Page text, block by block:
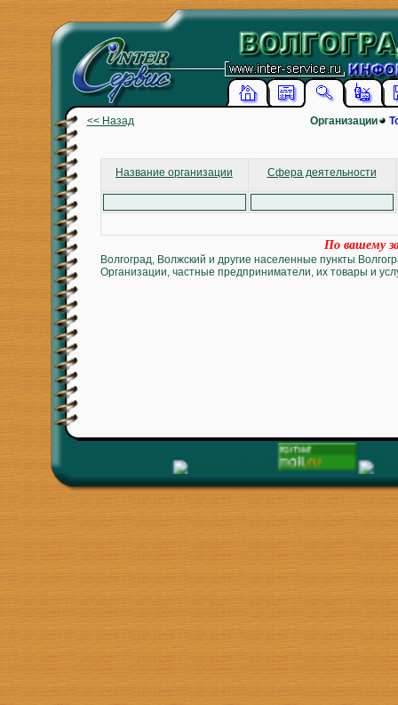
<< Назад Организации
Название организации Сфера деятельности
По вашему
Волгоград, Волжский и другие населенные пункты
Организации, частные предприниматели, их товары и